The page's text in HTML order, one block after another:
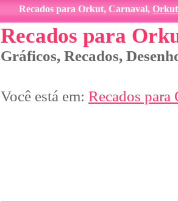
Recados para Orkut, Carnaval, Orkut
Recados para
Gráficos, Recados,
Você está em: Recados para